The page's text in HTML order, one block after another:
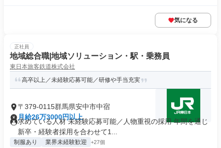
気になる
正社員
地域総合職|地域ソリューション・駅・乗務員
東日本旅客鉄道株式会社
高卒以上／未経験応募可能／研修や手当充実
〒379-0115群馬県安中市中宿
月給26万3000円以上
求めている人材 未経験応募可能／人物重視の採用 年間を通じ
新卒・経験者採用を合わせて1...
制服あり 業界未経験歓迎 +27個